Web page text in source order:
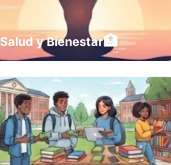
Salud y Bienestar🏥